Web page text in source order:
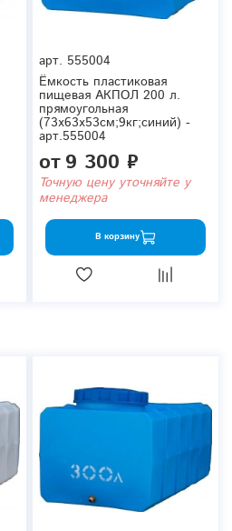
арт. 555004
Ёмкость пластиковая
пищевая АКПОЛ 200 л.
прямоугольная
(73x63x53см;9кг;синий) -
арт.555004
от9 300 ₽
Точную цену уточняйте у
менеджера
В корзину